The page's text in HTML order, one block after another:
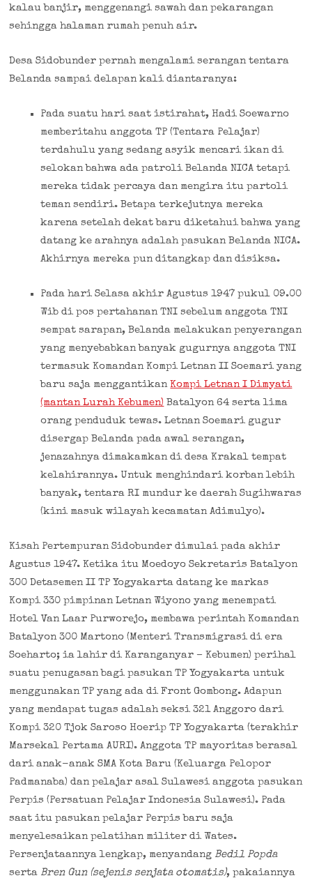
kalau banjir, menggenangi sawah dan pekarangan
sehingga halaman rumah penuh air.
Desa Sidobunder pernah mengalami serangan tentara
Belanda sampai delapan kali diantaranya:
Pada suatu hari saat istirahat, Hadi Soewarno
memberitahu anggota TP (Tentara Pelajar)
terdahulu yang sedang asyik mencari ikan di
selokan bahwa ada patroli Belanda NICA tetapi
mereka tidak percaya dan mengira itu partoli
teman sendiri. Betapa terkejutnya mereka
karena setelah dekat baru diketahui bahwa yang
datang ke arahnya adalah pasukan Belanda NICA.
Akhirnya mereka pun ditangkap dan disiksa.
Pada hari Selasa akhir Agustus 1947 pukul 09.00
Wib di pos pertahanan TNI sebelum anggota TNI
sempat sarapan, Belanda melakukan penyerangan
yang menyebabkan banyak gugurnya anggota TNI
termasuk Komandan Kompi Letnan II Soemari yang
baru saja menggantikan Kompi Letnan I Dimyati
(mantan Lurah Kebumen) Batalyon 64 serta lima
orang penduduk tewas. Letnan Soemari gugur
disergap Belanda pada awal serangan,
jenazahnya dimakamkan di desa Krakal tempat
kelahirannya. Untuk menghindari korban lebih
banyak, tentara RI mundur ke daerah Sugihwaras
(kini masuk wilayah kecamatan Adimulyo).
Kisah Pertempuran Sidobunder dimulai pada akhir
Agustus 1947. Ketika itu Moedoyo Sekretaris Batalyon
300 Detasemen II TP Yogyakarta datang ke markas
Kompi 330 pimpinan Letnan Wiyono yang menempati
Hotel Van Laar Purworejo, membawa perintah Komandan
Batalyon 300 Martono (Menteri Transmigrasi di era
Soeharto; ia lahir di Karanganyar – Kebumen) perihal
suatu penugasan bagi pasukan TP Yogyakarta untuk
menggunakan TP yang ada di Front Gombong. Adapun
yang mendapat tugas adalah seksi 321 Anggoro dari
Kompi 320 Tjok Saroso Hoerip TP Yogyakarta (terakhir
Marsekal Pertama AURI). Anggota TP mayoritas berasal
dari anak-anak SMA Kota Baru (Keluarga Pelopor
Padmanaba) dan pelajar asal Sulawesi anggota pasukan
Perpis (Persatuan Pelajar Indonesia Sulawesi). Pada
saat itu pasukan pelajar Perpis baru saja
menyelesaikan pelatihan militer di Wates.
Persenjataannya lengkap, menyandang Bedil Popda
serta Bren Gun (sejenis senjata otomatis), pakaiannya